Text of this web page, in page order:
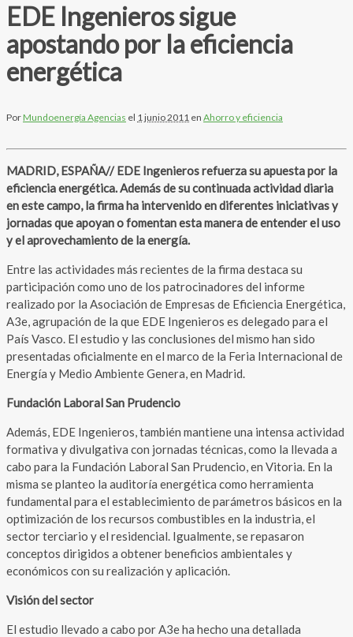
EDE Ingenieros sigue
apostando por la eficiencia
energética
PorMundoenergía Agencias el 1 junio 2011 en Ahorro y eficiencia
MADRID, ESPAÑA// EDE Ingenieros refuerza su apuesta por la
eficiencia energética. Además de su continuada actividad diaria
en este campo, la firma ha intervenido en diferentes iniciativas y
jornadas que apoyan o fomentan esta manera de entender el uso
y el aprovechamiento de la energía.
Entre las actividades más recientes de la firma destaca su
participación como uno de los patrocinadores del informe
realizado por la Asociación de Empresas de Eficiencia Energética,
A3e, agrupación de la que EDE Ingenieros es delegado para el
País Vasco. El estudio y las conclusiones del mismo han sido
presentadas oficialmente en el marco de la Feria Internacional de
Energía y Medio Ambiente Genera, en Madrid.
Fundación Laboral San Prudencio
Además, EDE Ingenieros, también mantiene una intensa actividad
formativa y divulgativa con jornadas técnicas, como la llevada a
cabo para la Fundación Laboral San Prudencio, en Vitoria. En la
misma se planteo la auditoría energética como herramienta
fundamental para el establecimiento de parámetros básicos en la
optimización de los recursos combustibles en la industria, el
sector terciario y el residencial. Igualmente, se repasaron
conceptos dirigidos a obtener beneficios ambientales y
económicos con su realización y aplicación.
Visión del sector
El estudio llevado a cabo por A3e ha hecho una detallada